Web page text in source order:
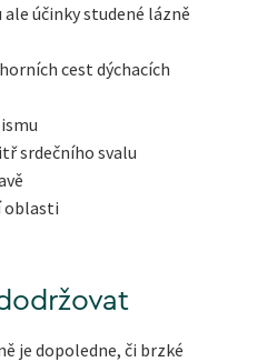
účinky studené lázně
cest dýchacích
srdečního svalu
oblasti
je dopoledne, či brzké